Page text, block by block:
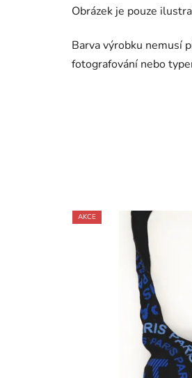
Obrázek je pouze
Barva výrobku nemusí
fotografování nebo
AKCE